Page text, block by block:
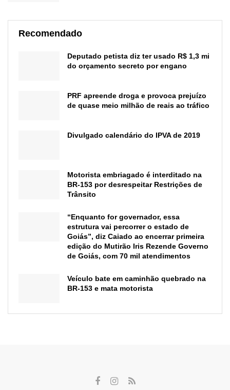
Recomendado
Deputado petista diz ter usado R$ 1,3 mi
do orçamento secreto por engano
PRF apreende droga e provoca prejuízo
de quase meio milhão de reais ao tráfico
Divulgado calendário do IPVA de 2019
Motorista embriagado é interditado na
BR-153 por desrespeitar Restrições de
Trânsito
“Enquanto for governador, essa
estrutura vai percorrer o estado de
Goiás”, diz Caiado ao encerrar primeira
edição do Mutirão Iris Rezende Governo
de Goiás, com 70 mil atendimentos
Veículo bate em caminhão quebrado na
BR-153 e mata motorista